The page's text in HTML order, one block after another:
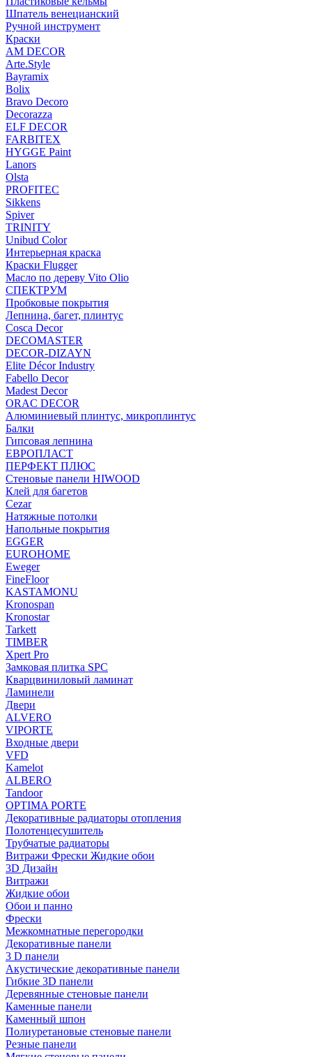
Шпатель венецианский
Ручной инструмент
Краски
AM DECOR
Arte.Style
Bayramix
Bolix
Bravo Decoro
Decorazza
ELF DECOR
FARBITEX
HYGGE Paint
Lanors
Olsta
PROFITEC
Sikkens
Spiver
TRINITY
Unibud Color
Интерьерная краска
Краски Flugger
Масло по дереву Vito Olio
СПЕКТРУМ
Пробковые покрытия
Лепнина, багет, плинтус
Cosca Decor
DECOMASTER
DECOR-DIZAYN
Elite Décor Industry
Fabello Decor
Madest Decor
ORAC DECOR
Алюминиевый плинтус, микроплинтус
Балки
Гипсовая лепнина
ЕВРОПЛАСТ
ПЕРФЕКТ ПЛЮС
Стеновые панели HIWOOD
Клей для багетов
Cezar
Натяжные потолки
Напольные покрытия
EGGER
EUROHOME
Eweger
FineFloor
KASTAMONU
Kronospan
Kronostar
Tarkett
TIMBER
Xpert Pro
Замковая плитка SPC
Кварцвиниловый ламинат
Ламинели
Двери
ALVERO
VIPORTE
Входные двери
VFD
Kamelot
ALBERO
Tandoor
OPTIMA PORTE
Декоративные радиаторы отопления
Полотенцесушитель
Трубчатые радиаторы
Витражи Фрески Жидкие обои
3D Дизайн
Витражи
Жидкие обои
Обои и панно
Фрески
Межкомнатные перегородки
Декоративные панели
3 D панели
Акустические декоративные панели
Гибкие 3D панели
Деревянные стеновые панели
Каменные панели
Каменный шпон
Полиуретановые стеновые панели
Резные панели